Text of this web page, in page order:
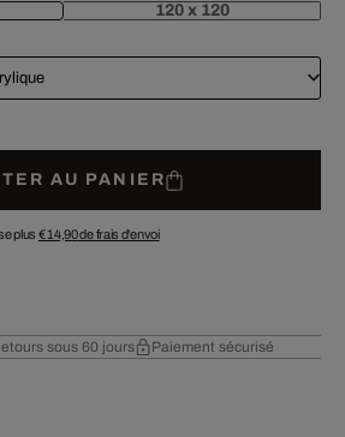
120 x 120
AU PANIER
plus € 14,90de frais d'envoi
sous 60 jours Paiement sécurisé